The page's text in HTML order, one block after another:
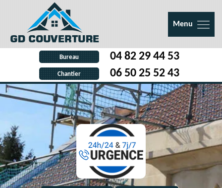
Menu
Bureau 04 82 29 44 53
Chantier 06 50 25 52 43